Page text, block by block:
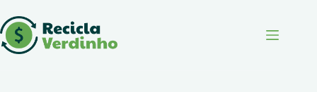
para
o
conteúdo